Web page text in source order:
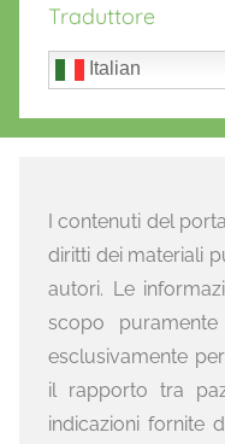
Traduttore
Italian
I contenuti del
diritti dei materiali
autori. Le
scopo
esclusivamente
il rapporto tra
indicazioni fornite